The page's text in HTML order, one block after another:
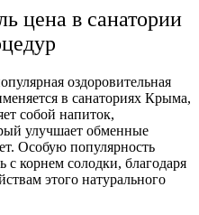
цена в санатории
оздоровительная
в санаториях Крыма,
собой напиток,
улучшает обменные
Особую популярность
с корнем солодки, благодаря
этого натурального